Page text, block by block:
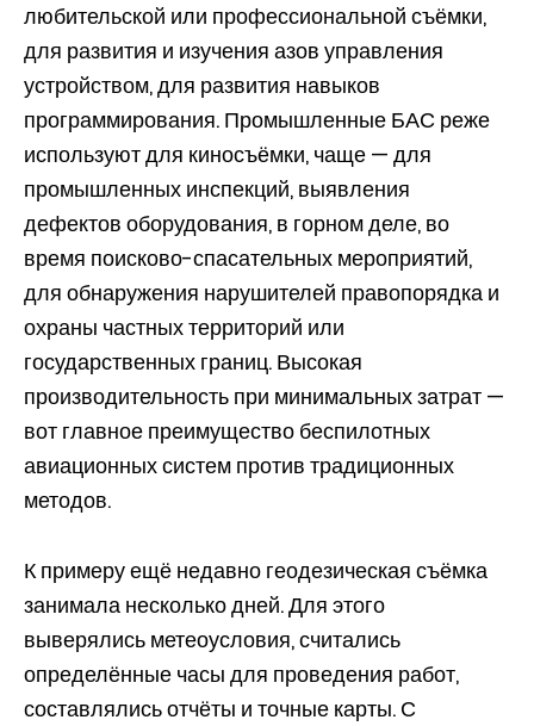
любительской или профессиональной съёмки,
для развития и изучения азов управления
устройством, для развития навыков
программирования. Промышленные БАС реже
используют для киносъёмки, чаще — для
промышленных инспекций, выявления
дефектов оборудования, в горном деле, во
время поисково-спасательных мероприятий,
для обнаружения нарушителей правопорядка и
охраны частных территорий или
государственных границ. Высокая
производительность при минимальных затрат —
вот главное преимущество беспилотных
авиационных систем против традиционных
методов.
К примеру ещё недавно геодезическая съёмка
занимала несколько дней. Для этого
выверялись метеоусловия, считались
определённые часы для проведения работ,
составлялись отчёты и точные карты. С